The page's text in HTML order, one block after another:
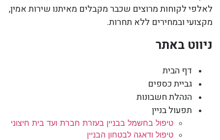
לאלפי לקוחות מרוצים שכבר מקבלים מאיתנו שירות אמין,
מקצועי ובמחירים ללא תחרות.
ניווט באתר
דף הבית
גביית כספים
הנהלת חשבונות
תפעול בניין
טיפול בחשמל בבניין בעזרת חברת ועד בית חיצוני
טיפול ודאגה לבטחון הבניין